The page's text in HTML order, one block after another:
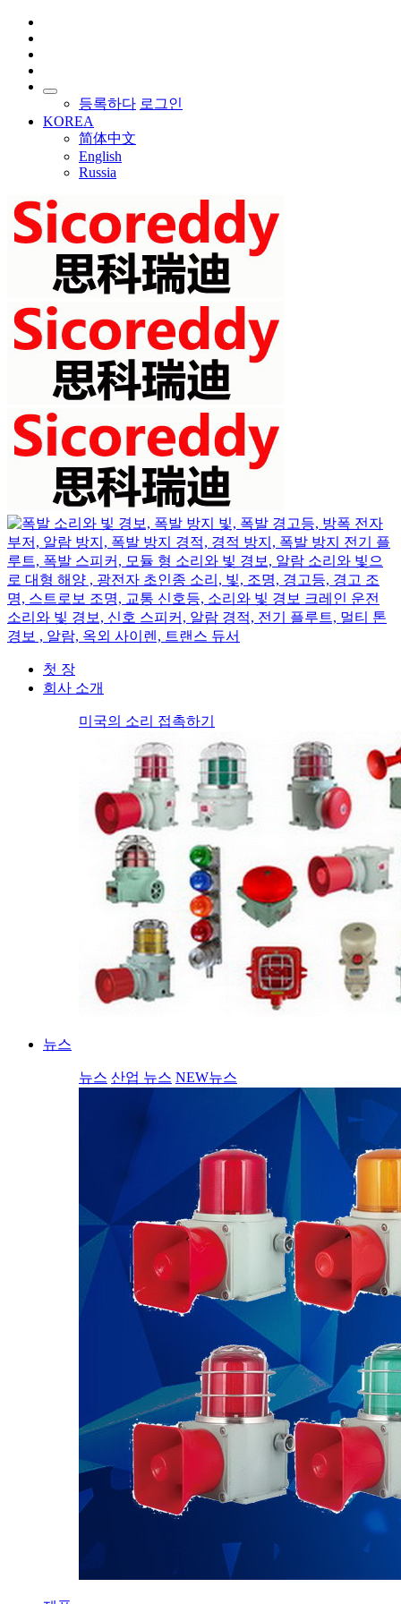
등록하다 로그인
KOREA
简体中文
English
Russia
첫 장
회사 소개
미국의 소리 접촉하기
뉴스
뉴스 산업 뉴스 NEW뉴스